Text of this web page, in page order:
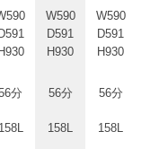
D591
H930
W590
D591
H930
W590
D591
H930
分 56分 56分
158L 158L 158L